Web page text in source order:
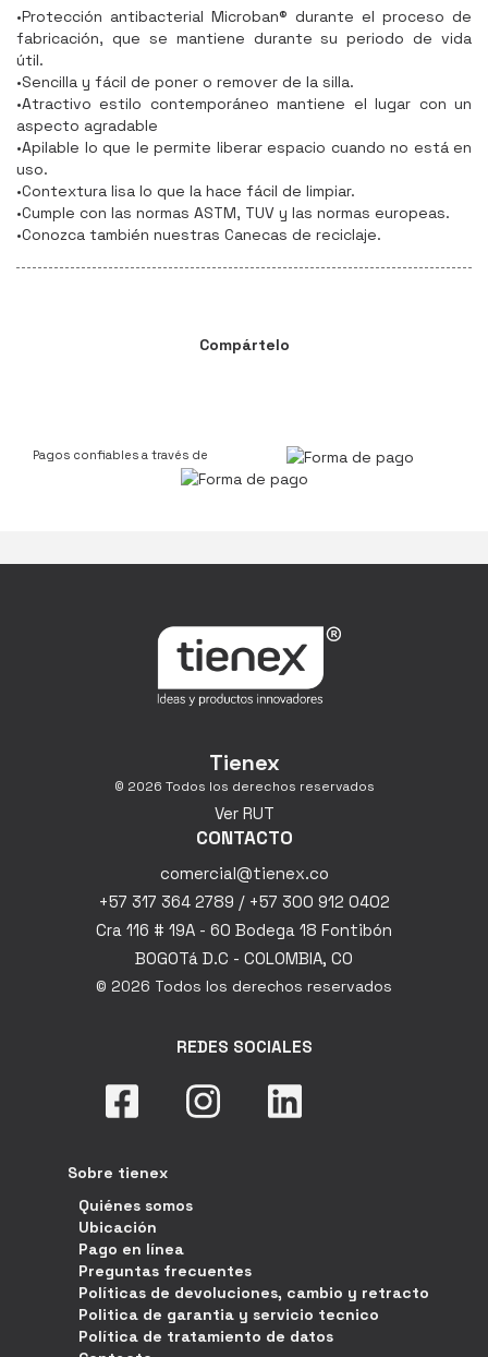
•Protección antibacterial Microban® durante el proceso de
fabricación, que se mantiene durante su periodo de vida
útil.
•Sencilla y fácil de poner o remover de la silla.
•Atractivo estilo contemporáneo mantiene el lugar con un
aspecto agradable
•Apilable lo que le permite liberar espacio cuando no está en
uso.
•Contextura lisa lo que la hace fácil de limpiar.
•Cumple con las normas ASTM, TUV y las normas europeas.
•Conozca también nuestras Canecas de reciclaje.
Compártelo
Pagos confiables a través de
Tienex
© 2026 Todos los derechos reservados
Ver RUT
CONTACTO
comercial@tienex.co
+57 317 364 2789 / +57 300 912 0402
Cra 116 # 19A - 60 Bodega 18 Fontibón
BOGOTá D.C - COLOMBIA, CO
© 2026 Todos los derechos reservados
REDES SOCIALES
Sobre tienex
Quiénes somos
Ubicación
Pago en línea
Preguntas frecuentes
Políticas de devoluciones, cambio y retracto
Politica de garantia y servicio tecnico
Política de tratamiento de datos